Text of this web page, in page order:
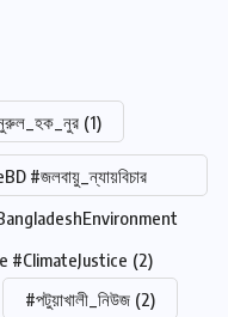
(1)
#জলবায়ু_ন্যায়বিচার
#ClimateJustice (2)
#পটুয়াখালী_নিউজ (2)